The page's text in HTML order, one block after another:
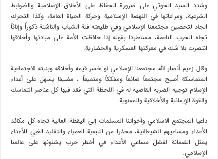
وشدد السيد الحوثي على ضرورة الحفاظ على الأخلاق الإسلامية والضوابط
الشرعية، ومراعاتها في النهضة الإسلامية وحركة الحياة العامة، وكذا التحرك
الجاد لتحصين مجتمعنا الإسلامي وفي طليعته فئة الشباب والناشئة ذكوراً وإناثاً
تجاه الحرب الناعمة، مستطردا بقوله إذا حافظت الأمة على مبادئها وأخلاقها
انتصرت بلا شك في معركتها العسكرية والحضارية.
وقال زعيم أنصار الله مجتمعنا الإسلامي لو خسر قيمه وأخلاقه وبنيته الاجتماعية
المتماسكة أصبح مجتمعاً ضائعاً ومفككاً ومتميعاً ، مضيفا يسهل على أعداء
الإسلام توجيه الضربة القاضية له في اللحظة التي فقد فيها كل عناصر التماسك
والقوة الإيمانية والأخلاقية والمعنوية.
داعيا المجتمع الاسلامي وأخواتنا المسلمات إلى اليقظة العالية تجاه كل مكائد
الأعداء ومساعيهم الشيطانية، محذرا من التبعية العمياء والتقليد الغبي للأعداء
يمثل الضمانة لفشل مساعي الأعداء في أخطر حرب يشنونها على عالمنا
الإسلامي.